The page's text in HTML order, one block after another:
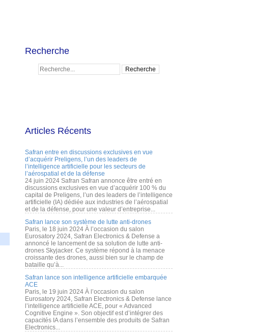
Recherche
Articles Récents
Safran entre en discussions exclusives en vue
d’acquérir Preligens, l’un des leaders de
l’intelligence artificielle pour les secteurs de
l’aérospatial et de la défense
24 juin 2024 Safran Safran annonce être entré en
discussions exclusives en vue d’acquérir 100 % du
capital de Preligens, l’un des leaders de l’intelligence
artificielle (IA) dédiée aux industries de l’aérospatial
et de la défense, pour une valeur d’entreprise...
Safran lance son système de lutte anti-drones
Paris, le 18 juin 2024 À l’occasion du salon
Eurosatory 2024, Safran Electronics & Defense a
annoncé le lancement de sa solution de lutte anti-
drones Skyjacker. Ce système répond à la menace
croissante des drones, aussi bien sur le champ de
bataille qu’à...
Safran lance son intelligence artificielle embarquée
ACE
Paris, le 19 juin 2024 À l’occasion du salon
Eurosatory 2024, Safran Electronics & Defense lance
l’intelligence artificielle ACE, pour « Advanced
Cognitive Engine ». Son objectif est d’intégrer des
capacités IA dans l’ensemble des produits de Safran
Electronics...